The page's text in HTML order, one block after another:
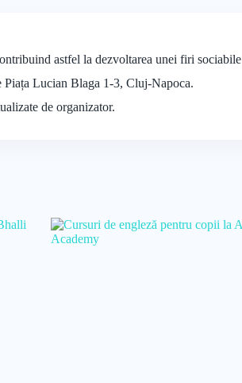
astfel la dezvoltarea unei firi sociabile
Piața Lucian Blaga 1-3, Cluj-Napoca.
de organizator.